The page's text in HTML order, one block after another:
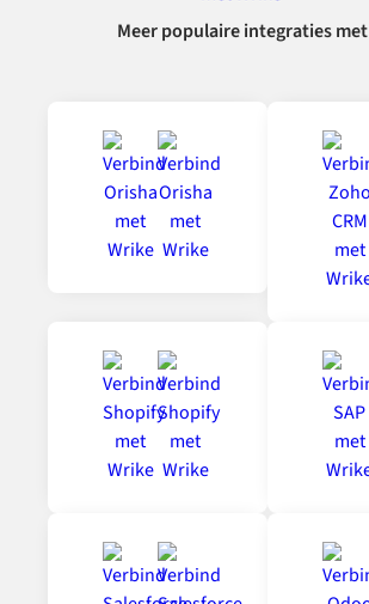
Meer populaire integraties met